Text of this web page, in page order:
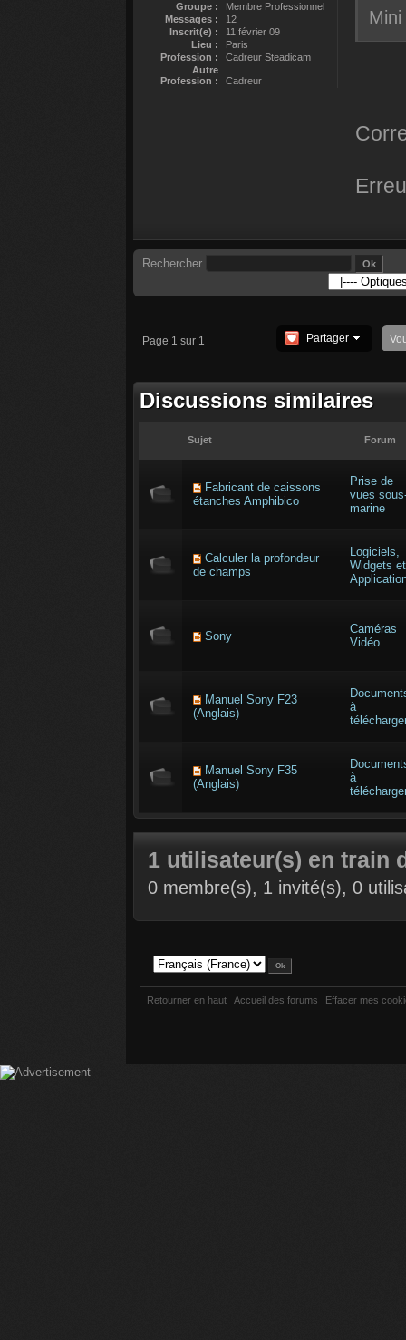
Groupe :
Membre Professionnel
Messages :
12
Inscrit(e) :
11 février 09
Lieu :
Paris
Profession :
Cadreur Steadicam
Autre
Profession :
Cadreur
Rechercher
Page 1 sur 1 Partager
Discussions similaires
Sujet Forum
Fabricant de caissons
étanches Amphibico
Prise de
vues
marine
Calculer la profondeur
de champs
Logiciels,
Widgets et
Sony
Caméras
Vidéo
Manuel Sony F23
(Anglais)
à
Manuel Sony F35
(Anglais)
à
1 utilisateur(s) en train
0 membre(s), 1 invité(s), 0
Retourner en haut Accueil des forums Effacer mes